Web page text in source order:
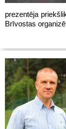
prezentēja
Brīvostas